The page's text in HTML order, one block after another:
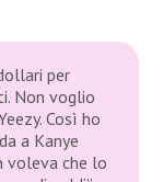
per
Non voglio
Così ho
a Kanye
voleva che lo